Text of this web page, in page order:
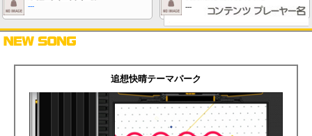
--- ---
追想快晴テーマパーク